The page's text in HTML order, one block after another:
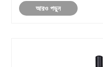
আরও পড়ুন